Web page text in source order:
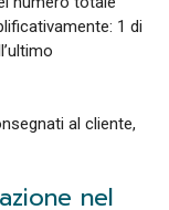
1 di
al cliente,
nel